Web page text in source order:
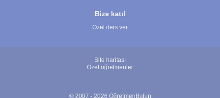
Bize katıl
Özel ders ver
Site haritası
Özel öğretmenler
© 2007 - 2026 ÖğretmenBulun